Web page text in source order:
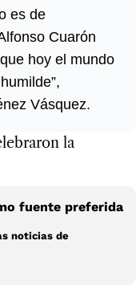
es de
Cuarón
hoy el mundo
Vásquez.
la
fuente preferida
noticias de